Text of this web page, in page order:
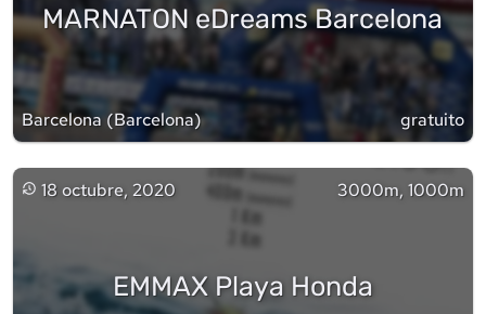
MARNATON eDreams Barcelona
Barcelona (Barcelona) gratuito
18 octubre, 2020 3000m, 1000m
EMMAX Playa Honda